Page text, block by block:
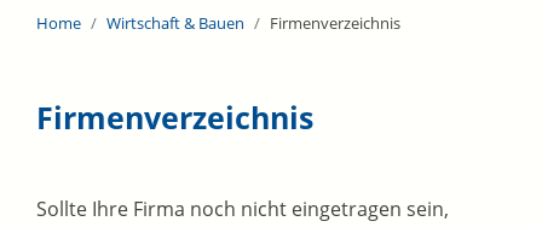
Home Wirtschaft & Bauen Firmenverzeichnis
Firmenverzeichnis
Sollte Ihre Firma noch nicht eingetragen sein,